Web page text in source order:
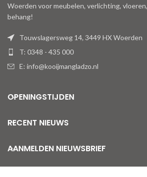
Woerden voor meubelen, verlichting,
behang!
Touwslagersweg 14, 3449 HX Woerden
T: 0348 - 435 000
E: info@kooijmangladzo.nl
OPENINGSTIJDEN
RECENT NIEUWS
AANMELDEN NIEUWSBRIEF